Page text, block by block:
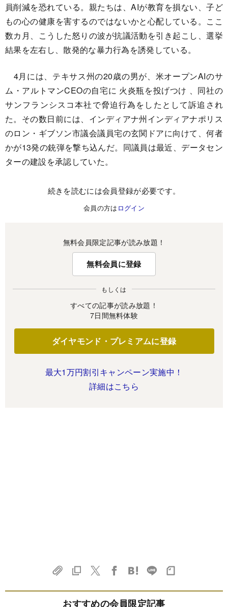
員削減を恐れている。親たちは、AIが教育を損ない、子ど
もの心の健康を害するのではないかと心配している。ここ
数カ月、こうした怒りの波が抗議活動を引き起こし、選挙
結果を左右し、散発的な暴力行為を誘発している。
4月には、テキサス州の20歳の男が、米オープンAIのサ
ム・アルトマンCEOの自宅に 火炎瓶を投げつけ 、同社の
サンフランシスコ本社で脅迫行為をしたとして訴追され
た。その数日前には、インディアナ州インディアナポリス
のロン・ギブソン市議会議員宅の玄関ドアに向けて、何者
かが13発の銃弾を撃ち込んだ。同議員は最近、データセン
ターの建設を承認していた。
続きを読むには会員登録が必要です。
会員の方は ログイン
無料会員限定記事が読み放題！
無料会員に登録
もしくは
すべての記事が読み放題！
7日間無料体験
ダイヤモンド・プレミアムに登録
最大1万円割引キャンペーン実施中！
詳細はこちら
おすすめの会員限定記事